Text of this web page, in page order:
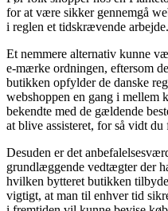
for at være sikker gennemgå
i reglen et tidskrævende arbejde.
Et nemmere alternativ kunne
e-mærke ordningen, eftersom
butikken opfylder de danske
webshoppen en gang i mellem
bekendte med de gældende
at blive assisteret, for så vidt
Desuden er det
grundlæggende vedtægter der
hvilken bytteret butikken
vigtigt, at man til enhver tid